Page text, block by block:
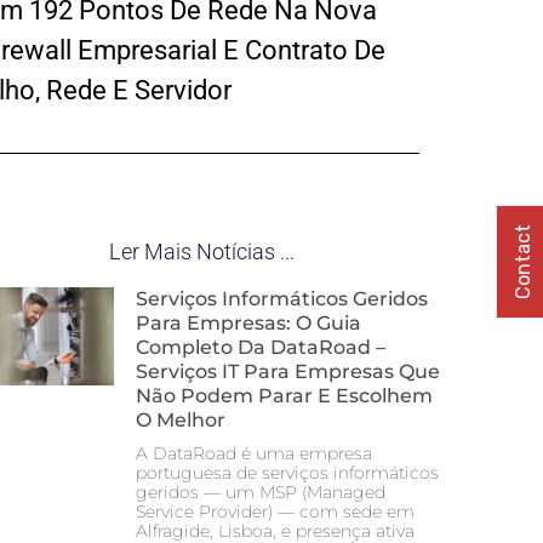
192 Pontos De Rede Na Nova
Empresarial E Contrato De
Rede E Servidor
Ler Mais Notícias ...
Serviços Informáticos Geridos
Para Empresas: O Guia
Completo Da DataRoad –
Serviços IT Para Empresas Que
Não Podem Parar E Escolhem
O Melhor
A DataRoad é uma empresa
portuguesa de serviços informáticos
geridos — um MSP (Managed
Service Provider) — com sede em
Alfragide, Lisboa, e presença ativa
Contact